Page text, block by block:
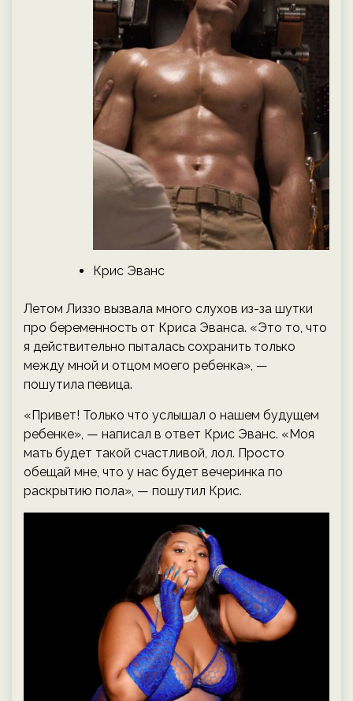
Крис Эванс
Летом Лиззо вызвала много слухов из-за шутки
про беременность от Криса Эванса. «Это то, что
я действительно пыталась сохранить только
между мной и отцом моего ребенка», —
пошутила певица.
«Привет! Только что услышал о нашем будущем
ребенке», — написал в ответ Крис Эванс. «Моя
мать будет такой счастливой, лол. Просто
обещай мне, что у нас будет вечеринка по
раскрытию пола», — пошутил Крис.